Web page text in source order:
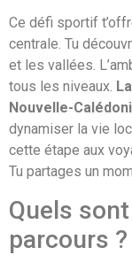
Ce défi sportif
centrale. Tu
et les vallées.
tous les niveaux.
Nouvelle-
dynamiser la vie
cette étape aux
Tu partages un
Quels
parcours ?